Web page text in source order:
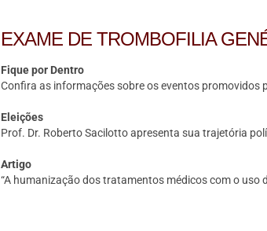
EXAME DE TROMBOFILIA
Fique por Dentro
Confira as informações sobre os eventos promovidos
Eleições
Prof. Dr. Roberto Sacilotto apresenta sua trajetória
Artigo
“A humanização dos tratamentos médicos com o uso